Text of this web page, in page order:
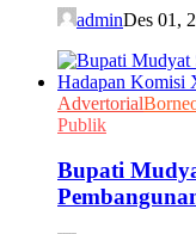
adminDes 01,
Advertorial
Publik
Bupati